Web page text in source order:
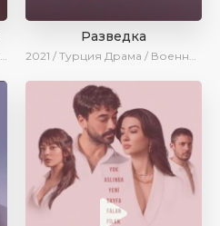
Разведка
2021 / Турция Драма / Военный / SesDizi / AveTurk